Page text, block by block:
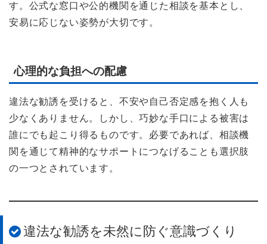
す。公式な窓口や公的機関を通じた相談を基本とし、
安易に応じない姿勢が大切です。
心理的な負担への配慮
違法な勧誘を受けると、不安や自己否定感を抱く人も
少なくありません。しかし、巧妙な手口による被害は
誰にでも起こり得るものです。必要であれば、相談機
関を通じて精神的なサポートにつなげることも選択肢
の一つとされています。
違法な勧誘を未然に防ぐ意識づくり